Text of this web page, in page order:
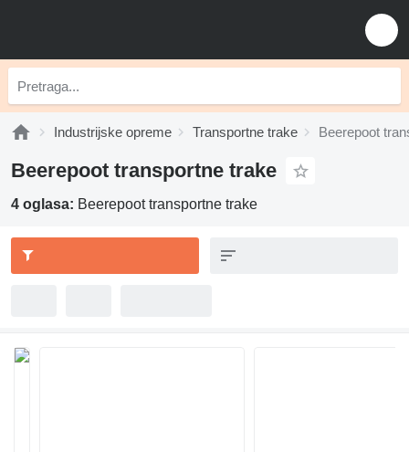
Industrijske opreme Transportne trake Beerepoot
Beerepoot transportne trake
4 oglasa: Beerepoot transportne trake